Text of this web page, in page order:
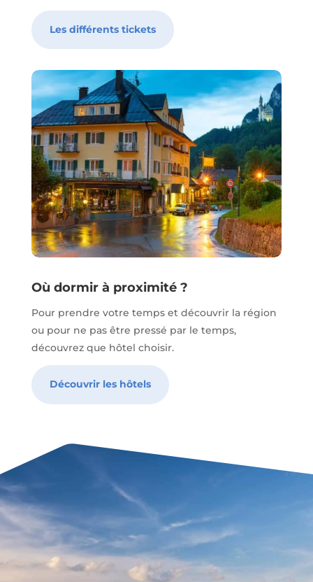
Les différents tickets
Où dormir à proximité ?
Pour prendre votre temps et découvrir la région
ou pour ne pas être pressé par le temps,
découvrez que hôtel choisir.
Découvrir les hôtels